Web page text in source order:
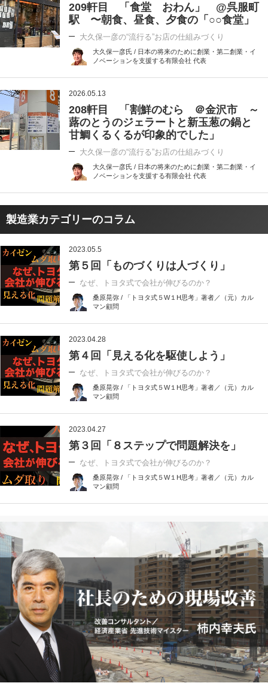
209軒目 「食堂 おわん」 @呉服町
駅 〜朝食、昼食、夕食の「○○食堂」
大久保一彦の“流行る”お店の仕組みづくり
大久保一彦氏 / 日本の将来のために創業・第二創業・イ
ノベーションを支援する有限会社 代表
2026.05.13
208軒目 「割鮮のむら ＠金沢市 ～
蕗のとうのジェラートと新玉葱の鍋と
甘鯛くるくるが印象的でした」
大久保一彦の“流行る”お店の仕組みづくり
大久保一彦氏 / 日本の将来のために創業・第二創業・イ
ノベーションを支援する有限会社 代表
製造業カテゴリーのコラム
2023.05.5
第５回「ものづくりは人づくり」
なぜ、トヨタ式で会社が伸びるのか？
桑原晃弥 / 「トヨタ式５W１H思考」著者／（元）カル
マン顧問
2023.04.28
第４回「見える化を駆使しよう」
なぜ、トヨタ式で会社が伸びるのか？
桑原晃弥 / 「トヨタ式５W１H思考」著者／（元）カル
マン顧問
2023.04.27
第３回「８ステップで問題解決を」
なぜ、トヨタ式で会社が伸びるのか？
桑原晃弥 / 「トヨタ式５W１H思考」著者／（元）カル
マン顧問